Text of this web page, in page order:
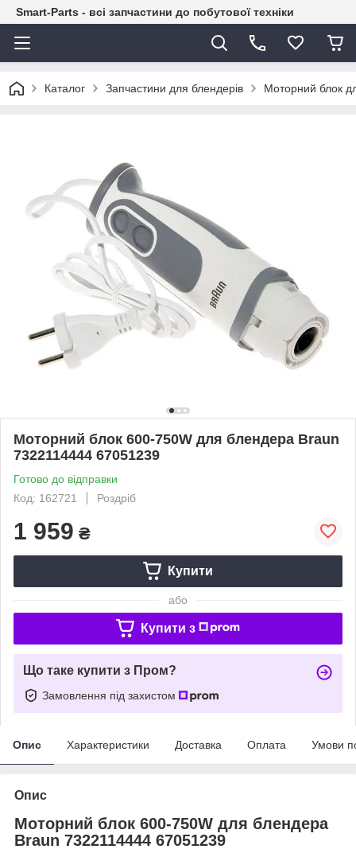
Smart-Parts - всі запчастини до побутової техніки
Каталог Запчастини для блендерів Моторний блок
Моторний блок 600-750W для блендера Braun
7322114444 67051239
Готово до відправки
Код: 162721
Роздріб
1 959 ₴
Купити
або
Купити з
Що таке купити з Пром?
Замовлення під захистом
Опис Характеристики Доставка Оплата Умови
Опис
Моторний блок 600-750W для блендера
Braun 7322114444 67051239